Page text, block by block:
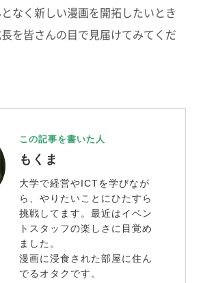
なく新しい漫画を開拓したいとき
を皆さんの目で見届けてみてくだ
この記事を書いた人
もくま
大学で経営やICTを学びなが
ら、やりたいことにひたすら
挑戦してます。最近はイベン
トスタッフの楽しさに目覚め
ました。
漫画に浸食された部屋に住ん
でるオタクです。